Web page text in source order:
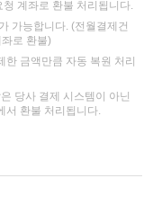
계좌로 환불 처리됩니다.
가능합니다. (전월결제건
로 환불)
금액만큼 자동 복원 처리
당사 결제 시스템이 아닌
서 환불 처리됩니다.